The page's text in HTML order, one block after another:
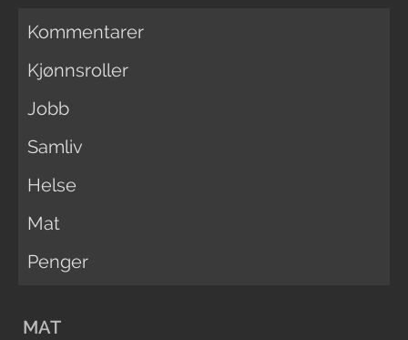
Kommentarer
Kjønnsroller
Jobb
Samliv
Helse
Mat
Penger
MAT